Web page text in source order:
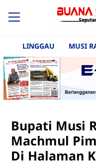
LINGGAU MUSI
Bupati Musi
Machmul
Di Halaman